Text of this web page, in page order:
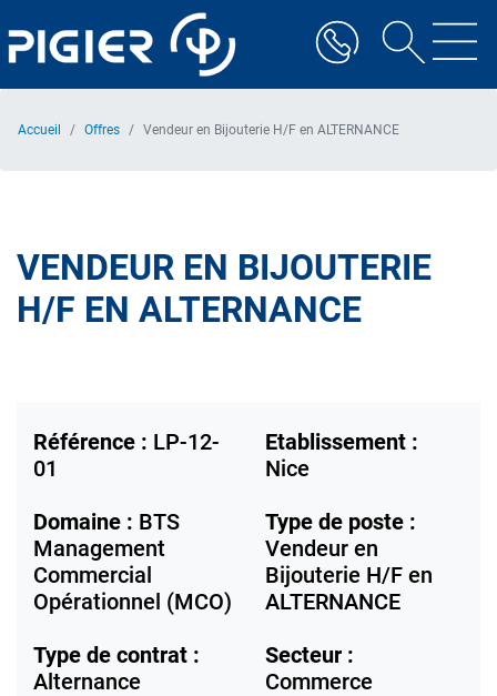
au
contenu
Accueil Offres Vendeur en Bijouterie H/F en ALTERNANCE
VENDEUR EN BIJOUTERIE
H/F EN ALTERNANCE
Référence : LP-12-
01
Etablissement :
Nice
Domaine : BTS
Management
Commercial
Opérationnel (MCO)
Type de poste :
Vendeur en
Bijouterie H/F en
ALTERNANCE
Type de contrat :
Alternance
Secteur :
Commerce